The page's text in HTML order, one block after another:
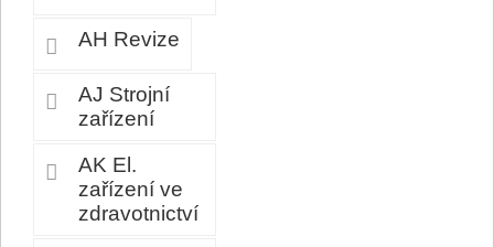
AH Revize
AJ Strojní
zařízení
AK El.
zařízení ve
zdravotnictví